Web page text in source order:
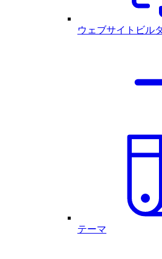
ウェブサイトビル
テーマ